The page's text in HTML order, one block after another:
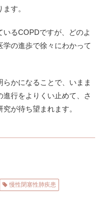
す。
るCOPDですが、どのよ
の進歩で徐々にわかって
かになることで、いまま
行をよりくい止めて、さ
が待ち望まれます。
慢性閉塞性肺疾患